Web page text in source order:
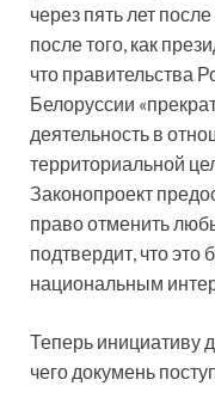
через пять лет
после того, как
что правительства
Белоруссии
деятельность в
территориальной
Законопроект
право отменить
подтвердит, что это
национальным
Теперь инициативу
чего докумень